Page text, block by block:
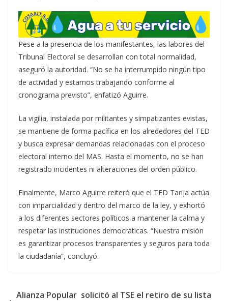
Pese a la presencia de los manifestantes, las labores del
Tribunal Electoral se desarrollan con total normalidad,
aseguró la autoridad. “No se ha interrumpido ningún tipo
de actividad y estamos trabajando conforme al
cronograma previsto”, enfatizó Aguirre.
La vigilia, instalada por militantes y simpatizantes evistas,
se mantiene de forma pacífica en los alrededores del TED
y busca expresar demandas relacionadas con el proceso
electoral interno del MAS. Hasta el momento, no se han
registrado incidentes ni alteraciones del orden público.
Finalmente, Marco Aguirre reiteró que el TED Tarija actúa
con imparcialidad y dentro del marco de la ley, y exhortó
a los diferentes sectores políticos a mantener la calma y
respetar las instituciones democráticas. “Nuestra misión
es garantizar procesos transparentes y seguros para toda
la ciudadanía”, concluyó.
Alianza Popular solicitó al TSE el retiro de su lista